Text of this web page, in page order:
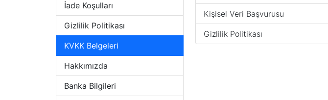
İade Koşulları
Gizlilik Politikası
KVKK Belgeleri
Hakkımızda
Banka Bilgileri
Kişisel Veri Başvurusu
Gizlilik Politikası